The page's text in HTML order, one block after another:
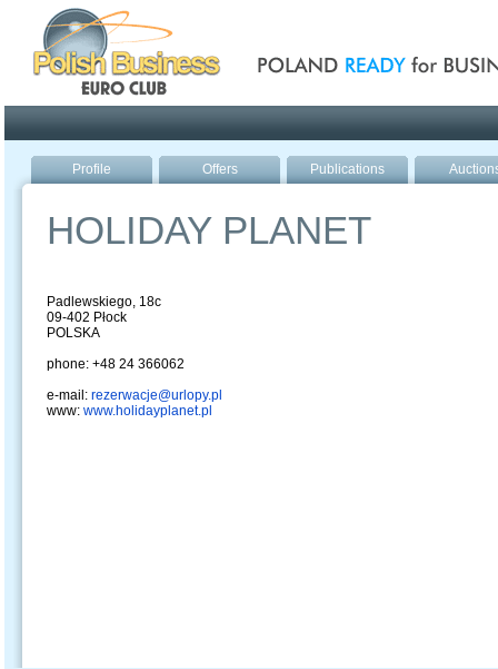
Profile Offers Publications
HOLIDAY PLANET
Padlewskiego, 18c
09-402 Płock
POLSKA
phone: +48 24 366062
e-mail: rezerwacje@urlopy.pl
www: www.holidayplanet.pl